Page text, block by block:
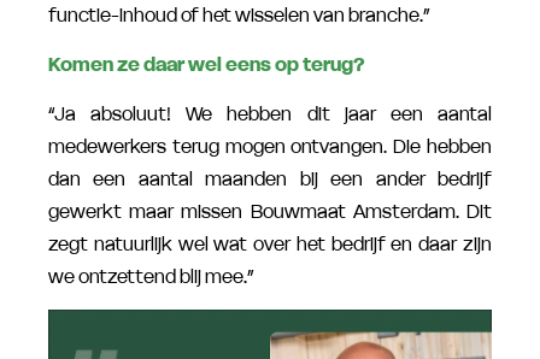
functie-inhoud of het wisselen van branche.”
Komen ze daar wel eens op terug?
“Ja absoluut! We hebben dit jaar een aantal
medewerkers terug mogen ontvangen. Die hebben
dan een aantal maanden bij een ander bedrijf
gewerkt maar missen Bouwmaat Amsterdam. Dit
zegt natuurlijk wel wat over het bedrijf en daar zijn
we ontzettend blij mee.”